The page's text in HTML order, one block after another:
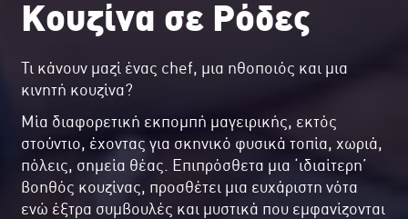
Κουζίνα σε Ρόδες
Τι κάνουν μαζί ένας chef, μια ηθοποιός και μια
κινητή κουζίνα?
Μία διαφορετική εκπομπή μαγειρικής, εκτός
στούντιο, έχοντας για σκηνικό φυσικά τοπία, χωριά,
πόλεις, σημεία θέας. Επιπρόσθετα μια ‘ιδιαίτερη’
βοηθός κουζίνας, προσθέτει μια ευχάριστη νότα
ενώ έξτρα συμβουλές και μυστικά που εμφανίζονται